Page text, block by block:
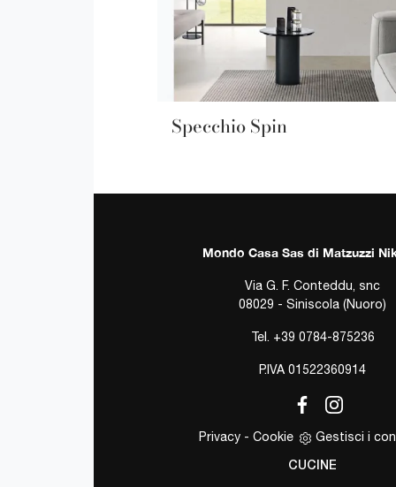
Specchio Spin
Mondo Casa Sas di Matzuzzi
Via G. F. Conteddu, snc
08029 - Siniscola (Nuoro)
Tel. +39 0784-875236
P.IVA 01522360914
Privacy- Cookie Gestisci i
CUCINE